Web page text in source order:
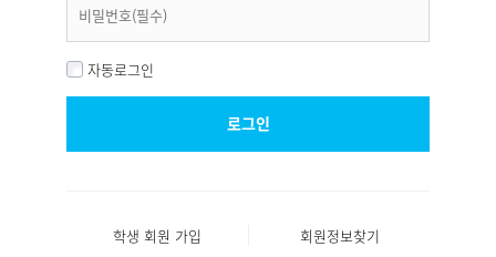
자동로그인
학생 회원 가입 회원정보찾기